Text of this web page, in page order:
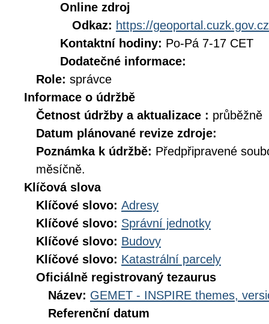
Online zdroj
Odkaz: https://geoportal.cuzk.gov.cz
Kontaktní hodiny: Po-Pá 7-17 CET
Dodatečné informace:
Role: správce
Informace o údržbě
Četnost údržby a aktualizace : průběžně
Datum plánované revize zdroje:
Poznámka k údržbě: Předpřipravené
měsíčně.
Klíčová slova
Klíčové slovo: Adresy
Klíčové slovo: Správní jednotky
Klíčové slovo: Budovy
Klíčové slovo: Katastrální parcely
Oficiálně registrovaný tezaurus
Název: GEMET - INSPIRE themes,
Referenční datum